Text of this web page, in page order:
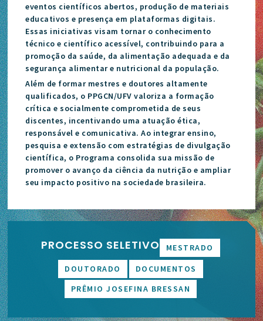
eventos científicos abertos, produção de materiais
educativos e presença em plataformas digitais.
Essas iniciativas visam tornar o conhecimento
técnico e científico acessível, contribuindo para a
promoção da saúde, da alimentação adequada e da
segurança alimentar e nutricional da população.
Além de formar mestres e doutores altamente
qualificados, o PPGCN/UFV valoriza a formação
crítica e socialmente comprometida de seus
discentes, incentivando uma atuação ética,
responsável e comunicativa. Ao integrar ensino,
pesquisa e extensão com estratégias de divulgação
científica, o Programa consolida sua missão de
promover o avanço da ciência da nutrição e ampliar
seu impacto positivo na sociedade brasileira.
PROCESSO SELETIVO
MESTRADO
DOUTORADO
DOCUMENTOS
PRÊMIO JOSEFINA BRESSAN